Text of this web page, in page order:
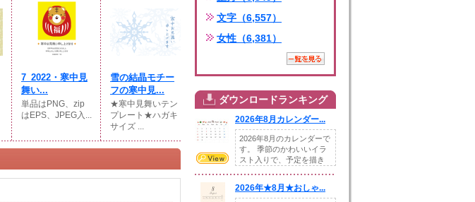
7_2022・寒中見
舞い...
単品はPNG、zip
はEPS、JPEG入...
雪の結晶モチー
フの寒中見...
★寒中見舞いテン
プレート★ハガキ
サイズ ...
文字（6,557）
女性（6,381）
ダウンロードランキング
2026年8月カレンダー...
2026年8月のカレンダーで
す。 季節のかわいいイラ
スト入りで、予定を描き
2026年★8月★おしゃ...